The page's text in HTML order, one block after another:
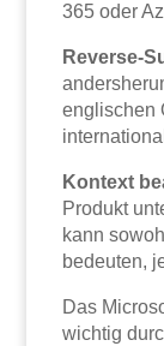
365 oder
Reverse-
englischen
Kontext
Produkt
kann
bedeuten,
Das
wichtig